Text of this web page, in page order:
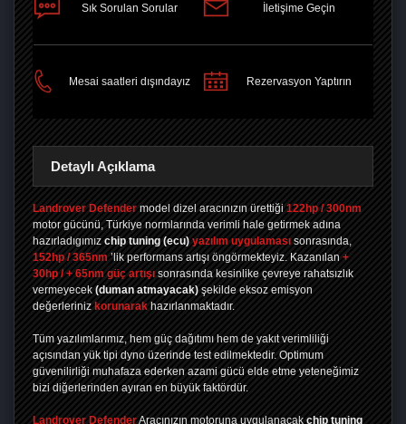
Sık Sorulan Sorular İletişime Geçin
Mesai saatleri dışındayız Rezervasyon Yaptırın
Detaylı Açıklama
Landrover Defender model dizel aracınızın ürettiği 122hp / 300nm
motor gücünü, Türkiye normlarında verimli hale getirmek adına
hazırladıgımız chip tuning (ecu) yazılım uygulaması sonrasında,
152hp / 365nm ’lik performans artışı öngörmekteyiz. Kazanılan +
30hp / + 65nm güç artışı sonrasında kesinlike çevreye rahatsızlık
vermeyecek (duman atmayacak) şekilde eksoz emisyon
değerleriniz korunarak hazırlanmaktadır.
Tüm yazılımlarımız, hem güç dağıtımı hem de yakıt verimliliği
açısından yük tipi dyno üzerinde test edilmektedir. Optimum
güvenilirliği muhafaza ederken azami gücü elde etme yeteneğimiz
bizi diğerlerinden ayıran en büyük faktördür.
Landrover DefenderAracınızın motoruna uygulanacak chip tuning